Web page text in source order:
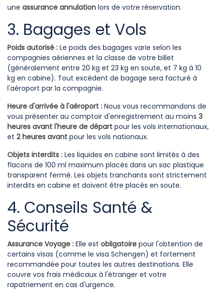
une assurance annulation lors de votre réservation.
3. Bagages et Vols
Poids autorisé : Le poids des bagages varie selon les
compagnies aériennes et la classe de votre billet
(généralement entre 20 kg et 23 kg en soute, et 7 kg à 10
kg en cabine). Tout excédent de bagage sera facturé à
l'aéroport par la compagnie.
Heure d'arrivée à l'aéroport : Nous vous recommandons de
vous présenter au comptoir d'enregistrement au moins 3
heures avant l'heure de départ pour les vols internationaux,
et 2 heures avant pour les vols nationaux.
Objets interdits : Les liquides en cabine sont limités à des
flacons de 100 ml maximum placés dans un sac plastique
transparent fermé. Les objets tranchants sont strictement
interdits en cabine et doivent être placés en soute.
4. Conseils Santé &
Sécurité
Assurance Voyage : Elle est obligatoire pour l'obtention de
certains visas (comme le visa Schengen) et fortement
recommandée pour toutes les autres destinations. Elle
couvre vos frais médicaux à l'étranger et votre
rapatriement en cas d'urgence.